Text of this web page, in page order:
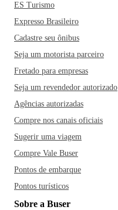
ES Turismo
Expresso Brasileiro
Cadastre seu ônibus
Seja um motorista parceiro
Fretado para empresas
Seja um revendedor autorizado
Agências autorizadas
Compre nos canais oficiais
Sugerir uma viagem
Compre Vale Buser
Pontos de embarque
Pontos turísticos
Sobre a Buser